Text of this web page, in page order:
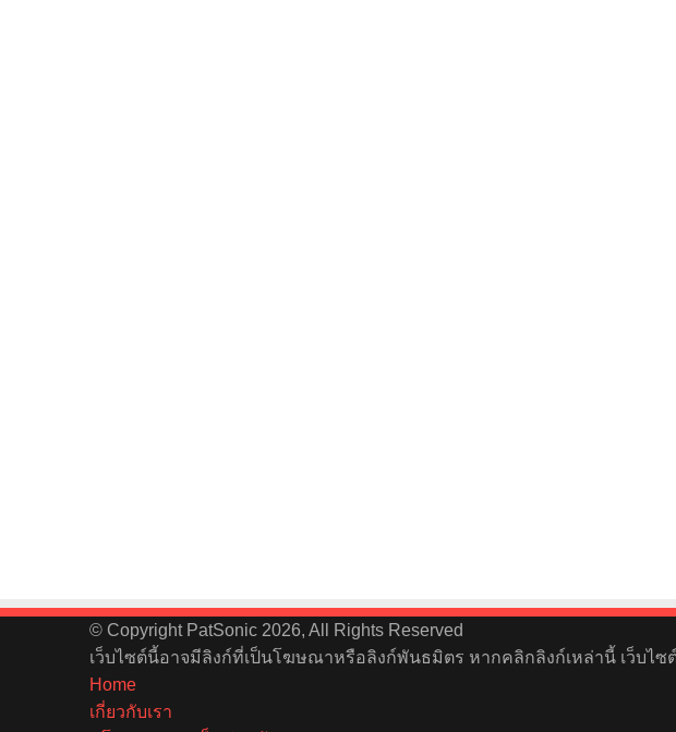
© Copyright PatSonic 2026, All Rights Reserved
เว็บไซต์นี้อาจมีลิงก์ที่เป็นโฆษณาหรือลิงก์พันธมิตร หากคลิกลิงก์เหล่านี้ เว็บ
Home
เกี่ยวกับเรา